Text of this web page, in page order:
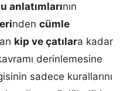
anlatımlarının
nden cümle
kip ve çatılara kadar
derinlemesine
sadece kurallarını